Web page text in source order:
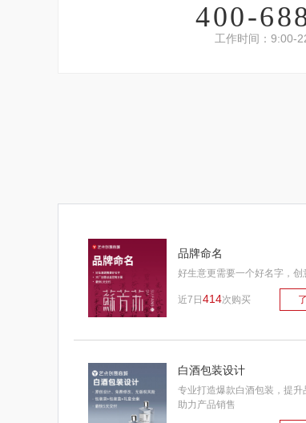
400-
工作时间：9:00-
品牌命名
好生意更需要一个好名字，创
近7日 414次购买
白酒包装设计
专业打造爆款白酒包装，提升
助力产品销售